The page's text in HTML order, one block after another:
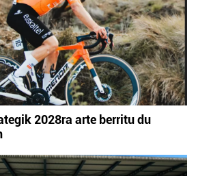
2028ra arte berritu du